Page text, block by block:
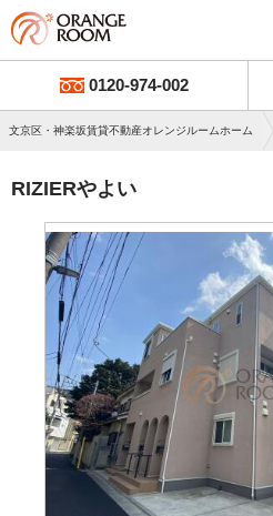
0120-974-002
文京区・神楽坂賃貸不動産オレンジルームホーム
RIZIERやよい